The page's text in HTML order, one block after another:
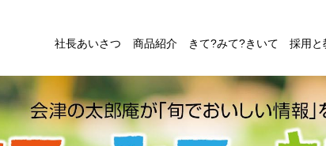
社長あいさつ 商品紹介 きて?みて?きいて 採用と